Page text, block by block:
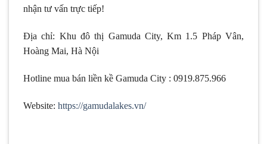
nhận tư vấn trực tiếp!
Địa chỉ: Khu đô thị Gamuda City, Km 1.5 Pháp Vân,
Hoàng Mai, Hà Nội
Hotline mua bán liền kề Gamuda City : 0919.875.966
Website: https://gamudalakes.vn/